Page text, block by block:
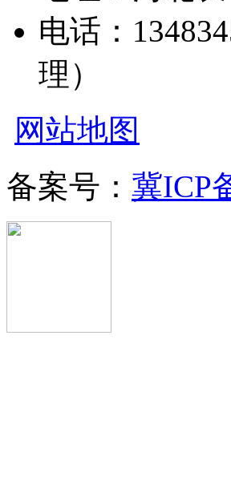
电话：
理）
网站地图
备案号： 冀ICP